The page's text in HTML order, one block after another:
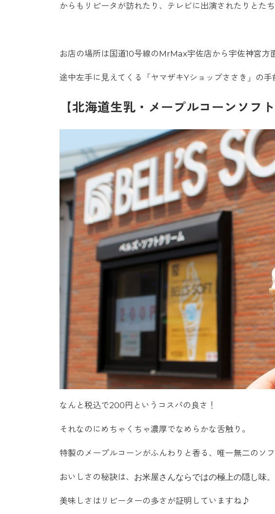
からもリピータが訪れたり、テレビに出演されたりとた
お店の場所は国道10号線のMrMax宇佐店から宇佐神宮方
途中左手に見えてくる「ヤマザキYショップささき」の手
【北海道生乳・メープルコーンソフ
なんと税込で200円というコスパの良さ！
それなのにめちゃくちゃ濃厚でなめらかな舌触り。
特製のメープルコーンがふんわりと香る、唯一無二のソ
おいしさの秘訣は、 お米屋さんならではの極上の隠し味。
美味しさはリピーターの多さが証明していますね♪